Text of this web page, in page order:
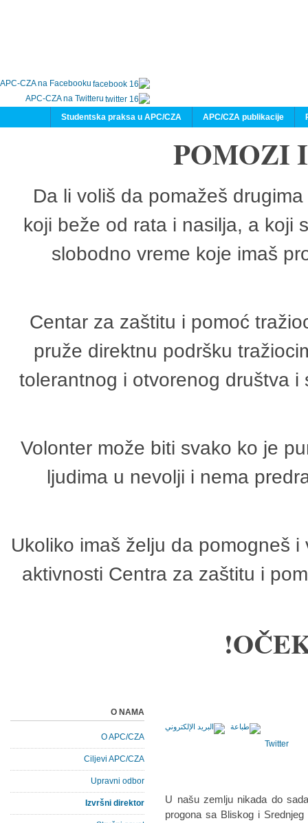
APC-CZA na Facebooku
APC-CZA na Twitteru
APC/CZA publikacije
Studentska praksa u APC/CZA
POMOZI
Da li voliš da pomažeš
koji beže od rata i nasilja, a koji
slobodno vreme koje imaš
Centar za zaštitu i pomoć
pruže direktnu podršku
tolerantnog i otvorenog društva
Volonter može biti svako ko je
ljudima u nevolji i nema
Ukoliko imaš želju da pomogneš
aktivnosti Centra za zaštitu i
Twitter
U našu zemlju nikada do
progona sa Bliskog i
O NAMA
O APC/CZA
Ciljevi APC/CZA
Upravni odbor
Izvršni direktor